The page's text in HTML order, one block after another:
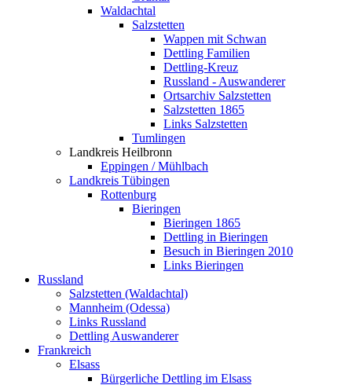
Waldachtal
Salzstetten
Wappen mit Schwan
Dettling Familien
Dettling-Kreuz
Russland - Auswanderer
Ortsarchiv Salzstetten
Salzstetten 1865
Links Salzstetten
Tumlingen
Landkreis Heilbronn
Eppingen / Mühlbach
Landkreis Tübingen
Rottenburg
Bieringen
Bieringen 1865
Dettling in Bieringen
Besuch in Bieringen 2010
Links Bieringen
Russland
Salzstetten (Waldachtal)
Mannheim (Odessa)
Links Russland
Dettling Auswanderer
Frankreich
Elsass
Bürgerliche Dettling im Elsass